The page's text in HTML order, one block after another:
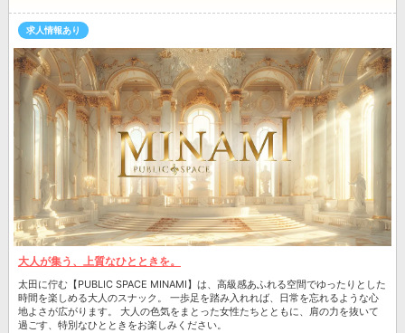
求人情報あり
大人が集う、上質なひとときを。
太田に佇む【PUBLIC SPACE MINAMI】は、高級感あふれる空間でゆったりとした
時間を楽しめる大人のスナック。 一歩足を踏み入れれば、日常を忘れるような心
地よさが広がります。 大人の色気をまとった女性たちとともに、肩の力を抜いて
過ごす、特別なひとときをお楽しみください。